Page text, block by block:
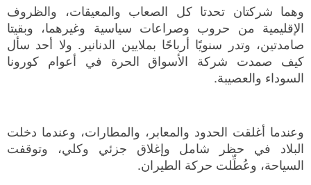
وهما شركتان تحدتا كل الصعاب والمعيقات، والظروف
الإقليمية من حروب وصراعات سياسية وغيرهما، وبقيتا
صامدتين، وتدر سنويًا أرباحًا بملايين الدنانير. ولا أحد سأل
كيف صمدت شركة الأسواق الحرة في أعوام كورونا
السوداء والعصيبة.
وعندما أغلقت الحدود والمعابر، والمطارات، وعندما دخلت
البلاد في حظر شامل وإغلاق جزئي وكلي، وتوقفت
السياحة، وعُطِّلت حركة الطيران.